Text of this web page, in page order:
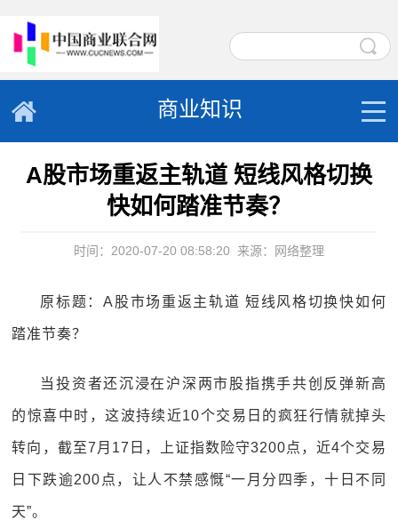
商业知识
A股市场重返主轨道 短线风格切换
快如何踏准节奏？
时间：2020-07-20 08:58:20 来源：网络整理
原标题：A股市场重返主轨道 短线风格切换快如何
踏准节奏？
当投资者还沉浸在沪深两市股指携手共创反弹新高
的惊喜中时，这波持续近10个交易日的疯狂行情就掉头
转向，截至7月17日，上证指数险守3200点，近4个交易
日下跌逾200点，让人不禁感慨“一月分四季，十日不同
天”。